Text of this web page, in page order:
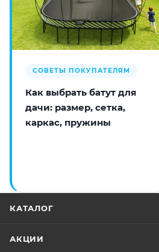
СОВЕТЫ ПОКУПАТЕЛЯМ
Как выбрать батут для
дачи: размер, сетка,
каркас, пружины
КАТАЛОГ
АКЦИИ